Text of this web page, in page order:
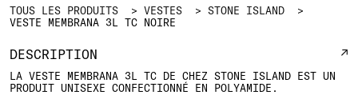
TOUS LES PRODUITS VESTES
STONE ISLAND
VESTE MEMBRANA 3L TC NOIRE
DESCRIPTION
LA VESTE MEMBRANA 3L TC DE CHEZ STONE ISLAND EST UN
PRODUIT UNISEXE CONFECTIONNÉ EN POLYAMIDE.